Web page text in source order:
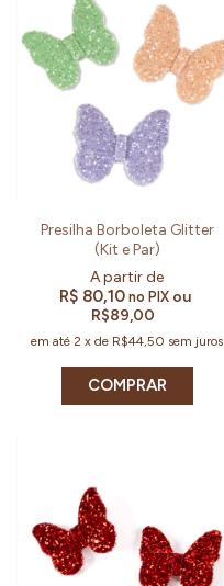
Presilha Borboleta Glitter
(Kit e Par)
R$ 80,10no PIX ou
R$89,00
em até2 xde R$44,50 sem juros
COMPRAR